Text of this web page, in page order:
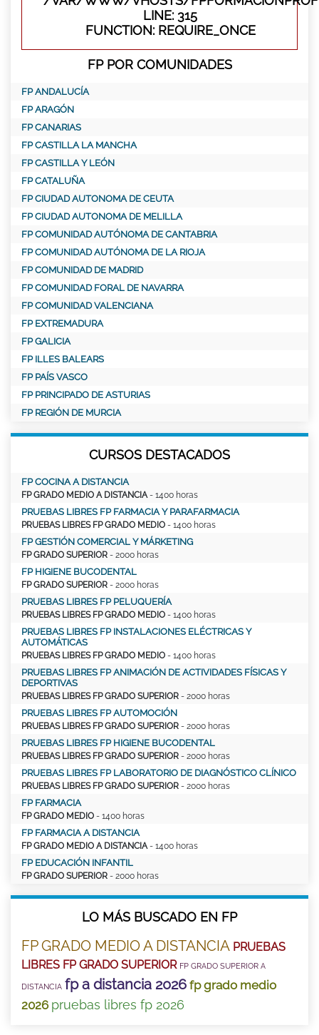
LINE: 315
FUNCTION: REQUIRE_ONCE
FP POR COMUNIDADES
FP ANDALUCÍA
FP ARAGÓN
FP CANARIAS
FP CASTILLA LA MANCHA
FP CASTILLA Y LEÓN
FP CATALUÑA
FP CIUDAD AUTONOMA DE CEUTA
FP CIUDAD AUTONOMA DE MELILLA
FP COMUNIDAD AUTÓNOMA DE CANTABRIA
FP COMUNIDAD AUTÓNOMA DE LA RIOJA
FP COMUNIDAD DE MADRID
FP COMUNIDAD FORAL DE NAVARRA
FP COMUNIDAD VALENCIANA
FP EXTREMADURA
FP GALICIA
FP ILLES BALEARS
FP PAÍS VASCO
FP PRINCIPADO DE ASTURIAS
FP REGIÓN DE MURCIA
CURSOS DESTACADOS
FP COCINA A DISTANCIA
FP GRADO MEDIO A DISTANCIA - 1400 horas
PRUEBAS LIBRES FP FARMACIA Y PARAFARMACIA
PRUEBAS LIBRES FP GRADO MEDIO - 1400 horas
FP GESTIÓN COMERCIAL Y MÁRKETING
FP GRADO SUPERIOR - 2000 horas
FP HIGIENE BUCODENTAL
FP GRADO SUPERIOR - 2000 horas
PRUEBAS LIBRES FP PELUQUERÍA
PRUEBAS LIBRES FP GRADO MEDIO - 1400 horas
PRUEBAS LIBRES FP INSTALACIONES ELÉCTRICAS Y
AUTOMÁTICAS
PRUEBAS LIBRES FP GRADO MEDIO - 1400 horas
PRUEBAS LIBRES FP ANIMACIÓN DE ACTIVIDADES FÍSICAS Y
DEPORTIVAS
PRUEBAS LIBRES FP GRADO SUPERIOR - 2000 horas
PRUEBAS LIBRES FP AUTOMOCIÓN
PRUEBAS LIBRES FP GRADO SUPERIOR - 2000 horas
PRUEBAS LIBRES FP HIGIENE BUCODENTAL
PRUEBAS LIBRES FP GRADO SUPERIOR - 2000 horas
PRUEBAS LIBRES FP LABORATORIO DE DIAGNÓSTICO CLÍNICO
PRUEBAS LIBRES FP GRADO SUPERIOR - 2000 horas
FP FARMACIA
FP GRADO MEDIO - 1400 horas
FP FARMACIA A DISTANCIA
FP GRADO MEDIO A DISTANCIA - 1400 horas
FP EDUCACIÓN INFANTIL
FP GRADO SUPERIOR - 2000 horas
LO MÁS BUSCADO EN FP
FP GRADO MEDIO A DISTANCIA PRUEBAS
LIBRES FP GRADO SUPERIOR FP GRADO SUPERIOR A
DISTANCIA fp a distancia 2026 fp grado medio
2026 pruebas libres fp 2026